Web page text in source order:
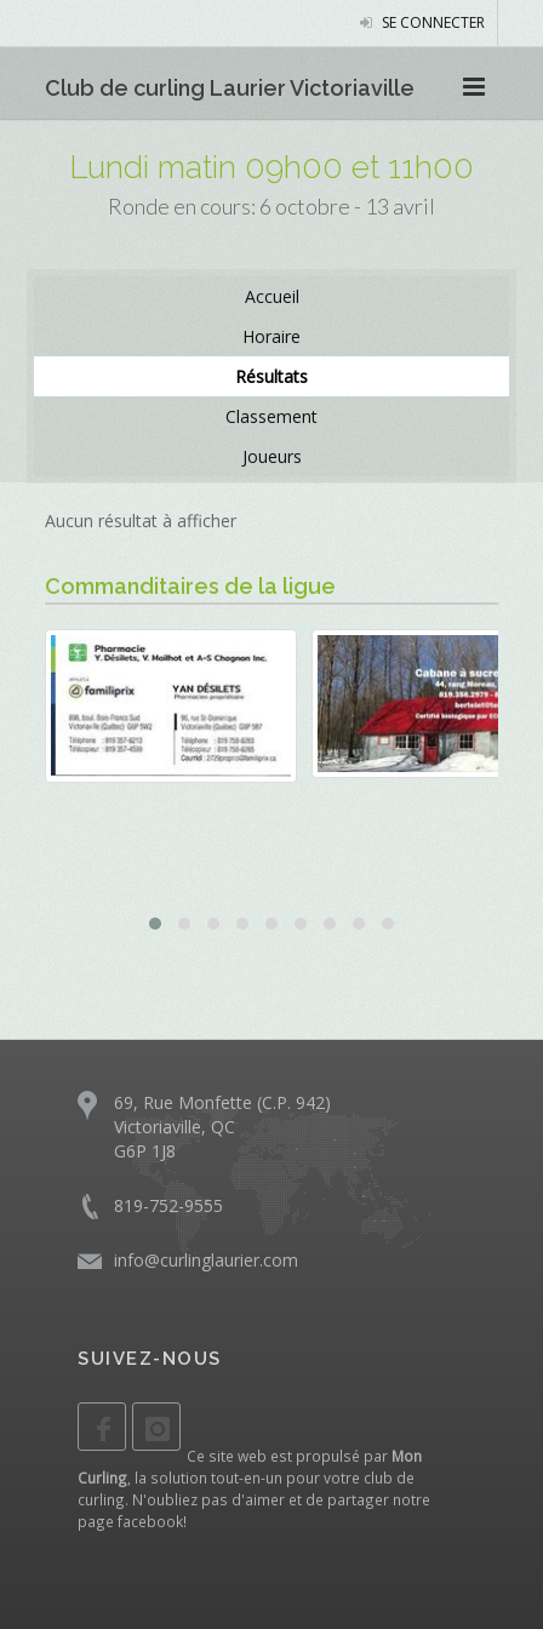
SE CONNECTER
Club de curling Laurier Victoriaville
Lundi matin 09h00 et 11h00
Ronde en cours: 6 octobre - 13 avril
Accueil
Horaire
Résultats
Classement
Joueurs
Aucun résultat à afficher
Commanditaires de la ligue
69, Rue Monfette (C.P. 942)
Victoriaville, QC
G6P 1J8
819-752-9555
info@curlinglaurier.com
SUIVEZ-NOUS
Ce site web est propulsé par Mon
Curling, la solution tout-en-un pour votre club de
curling. N'oubliez pas d'aimer et de partager notre
page facebook!